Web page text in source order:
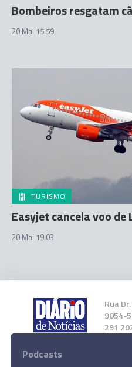
Bombeiros resgatam
20 Mai 15:59
TURISMO
Easyjet cancela voo
20 Mai 19:03
Rua
9054-
291
Instale
Podcasts